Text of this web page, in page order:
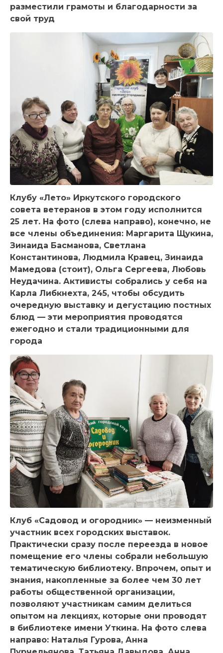
разместили грамоты и благодарности за
свой труд
Клубу «Лето» Иркутского городского
совета ветеранов в этом году исполнится
25 лет. На фото (слева направо), конечно, не
все члены объединения: Маргарита Щукина,
Зинаида Басманова, Светлана
Константинова, Людмила Кравец, Зинаида
Мамедова (стоит), Ольга Сергеева, Любовь
Неудачина. Активисты собрались у себя на
Карла Либкнехта, 245, чтобы обсудить
очередную выставку и дегустацию постных
блюд — эти мероприятия проводятся
ежегодно и стали традиционными для
города
Клуб «Садовод и огородник» — неизменный
участник всех городских выставок.
Практически сразу после переезда в новое
помещение его члены собрали небольшую
тематическую библиотеку. Впрочем, опыт и
знания, накопленные за более чем 30 лет
работы общественной организации,
позволяют участникам самим делиться
опытом на лекциях, которые они проводят
в библиотеке имени Уткина. На фото слева
направо: Наталья Гурова, Анна